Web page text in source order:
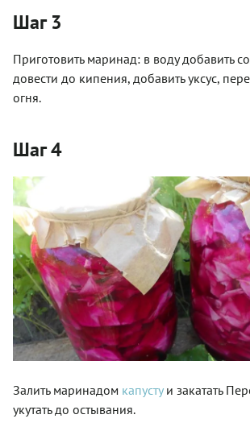
Шаг 3
Приготовить маринад: в воду добавить
довести до кипения, добавить уксус,
огня.
Шаг 4
Залить маринадом капусту и закатать
укутать до остывания.